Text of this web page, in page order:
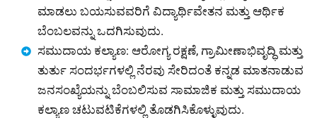
ಮಾಡಲು ಬಯಸುವವರಿಗೆ ವಿದ್ಯಾರ್ಥಿವೇತನ ಮತ್ತು ಆರ್ಥಿಕ
ಬೆಂಬಲವನ್ನು ಒದಗಿಸುವುದು.
ಸಮುದಾಯ ಕಲ್ಯಾಣ: ಆರೋಗ್ಯ ರಕ್ಷಣೆ, ಗ್ರಾಮೀಣಾಭಿವೃದ್ಧಿ ಮತ್ತು
ತುರ್ತು ಸಂದರ್ಭಗಳಲ್ಲಿ ನೆರವು ಸೇರಿದಂತೆ ಕನ್ನಡ ಮಾತನಾಡುವ
ಜನಸಂಖ್ಯೆಯನ್ನು ಬೆಂಬಲಿಸುವ ಸಾಮಾಜಿಕ ಮತ್ತು ಸಮುದಾಯ
ಕಲ್ಯಾಣ ಚಟುವಟಿಕೆಗಳಲ್ಲಿ ತೊಡಗಿಸಿಕೊಳ್ಳುವುದು.